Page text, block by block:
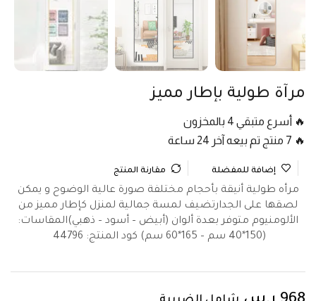
مرآة طولية بإطار مميز
🔥 أسرع متبقي 4 بالمخزون
🔥 7 منتج تم بيعه آخر 24 ساعة
إضافة للمفضلة مقارنة المنتج
مرأه طولية أنيقة بأحجام مختلفة صورة عالية الوضوح و يمكن
لصقها على الجدارتضيف لمسة جمالية لمنزل كإطار مميز من
الألومنيوم متوفر بعدة ألوان (أبيض – أسود – ذهبي)المقاسات:
(150*40 سم – 165*60 سم) كود المنتج:
44796